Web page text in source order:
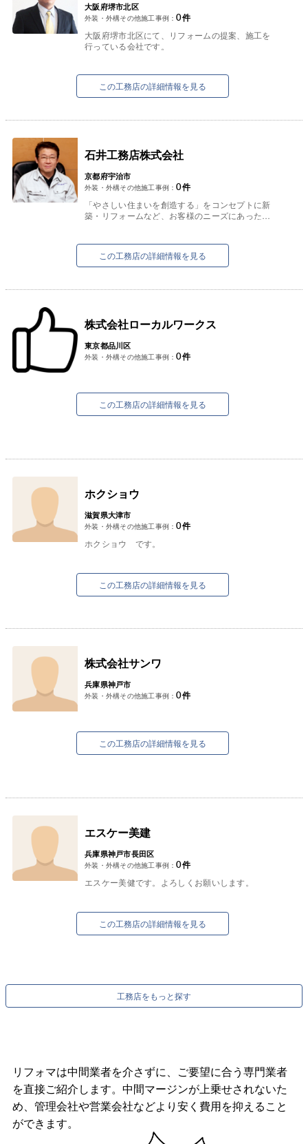
大阪府堺市北区
外装・外構その他施工事例：0件
大阪府堺市北区にて、リフォームの提案、施工を
行っている会社です。
安心 ・ 丁寧 ・ 低価格をモット...
この工務店の詳細情報を見る
石井工務店株式会社
京都府宇治市
外装・外構その他施工事例：0件
「やさしい住まいを創造する」をコンセプトに新
築・リフォームなど、お客様のニーズにあった工
近年は今あるものを大事...
この工務店の詳細情報を見る
株式会社ローカルワークス
東京都品川区
外装・外構その他施工事例：0件
この工務店の詳細情報を見る
ホクショウ
滋賀県大津市
外装・外構その他施工事例：0件
ホクショウ です。
この工務店の詳細情報を見る
株式会社サンワ
兵庫県神戸市
外装・外構その他施工事例：0件
この工務店の詳細情報を見る
エスケー美建
兵庫県神戸市長田区
外装・外構その他施工事例：0件
エスケー美健です。よろしくお願いします。
この工務店の詳細情報を見る
工務店をもっと探す
リフォマは中間業者を介さずに、ご要望に合う専門業者
を直接ご紹介します。中間マージンが上乗せされないた
め、管理会社や営業会社などより安く費用を抑えること
ができます。